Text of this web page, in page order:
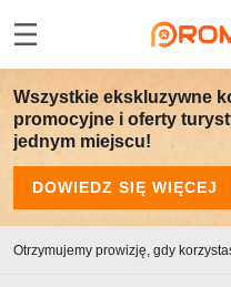
Wszystkie ekskluzywne
promocyjne i oferty
jednym miejscu!
DOWIEDZ SIĘ WIĘCEJ
Otrzymujemy prowizję, gdy